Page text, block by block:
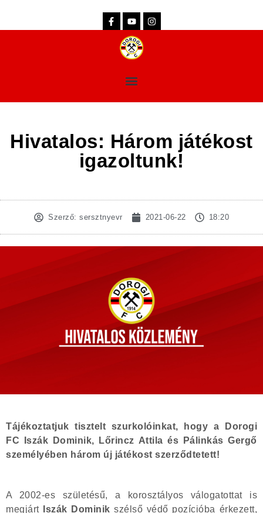
Hivatalos: Három játékost
igazoltunk!
Szerző: sersztnyevr 2021-06-22 18:20
Tájékoztatjuk tisztelt szurkolóinkat, hogy a Dorogi
FC Iszák Dominik, Lőrincz Attila és Pálinkás Gergő
személyében három új játékost szerződtetett!
A 2002-es születésű, a korosztályos válogatottat is
megjárt
Iszák Dominik szélső védő pozícióba érkezett,